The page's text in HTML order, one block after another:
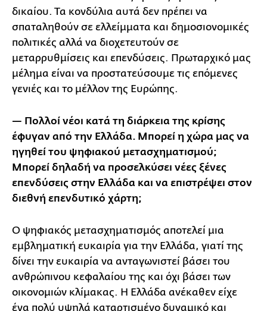
δικαίου. Τα κονδύλια αυτά δεν πρέπει να
σπαταληθούν σε ελλείμματα και δημοσιονομικές
πολιτικές αλλά να διοχετευτούν σε
μεταρρυθμίσεις και επενδύσεις. Πρωταρχικό μας
μέλημα είναι να προστατεύσουμε τις επόμενες
γενιές και το μέλλον της Ευρώπης.
— Πολλοί νέοι κατά τη διάρκεια της κρίσης
έφυγαν από την Ελλάδα. Μπορεί η χώρα μας να
ηγηθεί του ψηφιακού μετασχηματισμού;
Μπορεί δηλαδή να προσελκύσει νέες ξένες
επενδύσεις στην Ελλάδα και να επιστρέψει στον
διεθνή επενδυτικό χάρτη;
Ο ψηφιακός μετασχηματισμός αποτελεί μια
εμβληματική ευκαιρία για την Ελλάδα, γιατί της
δίνει την ευκαιρία να ανταγωνιστεί βάσει του
ανθρώπινου κεφαλαίου της και όχι βάσει των
οικονομιών κλίμακας. Η Ελλάδα ανέκαθεν είχε
ένα πολύ υψηλά καταρτισμένο δυναμικό και